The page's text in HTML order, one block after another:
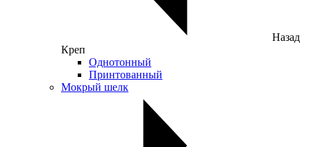
Назад
Креп
Однотонный
Принтованный
Мокрый шелк